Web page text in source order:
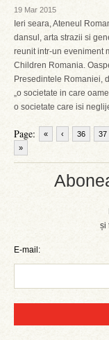
și
E-mail:
19 Mar 2015
Ieri seara, Ateneul
dansul, arta strazii si
reunit intr-un eveniment
Children Romania.
Presedintele Romaniei,
„o societate in care
o societate care isi
Page: « ‹ 36 37
»